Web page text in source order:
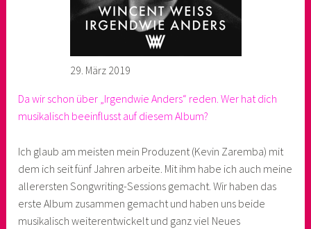
29. März 2019
Da wir schon über „Irgendwie Anders“ reden. Wer hat dich
musikalisch beeinflusst auf diesem Album?
Ich glaub am meisten mein Produzent (Kevin Zaremba) mit
dem ich seit fünf Jahren arbeite. Mit ihm habe ich auch meine
allerersten Songwriting-Sessions gemacht. Wir haben das
erste Album zusammen gemacht und haben uns beide
musikalisch weiterentwickelt und ganz viel Neues